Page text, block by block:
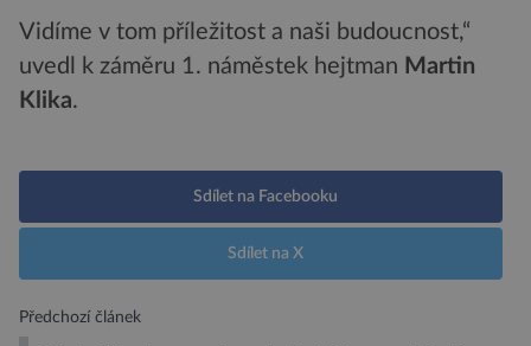
Vidíme v tom příležitost a naši budoucnost,“
uvedl k záměru 1. náměstek hejtman Martin
Klika.
Sdílet na Facebooku
Sdílet na X
Předchozí článek